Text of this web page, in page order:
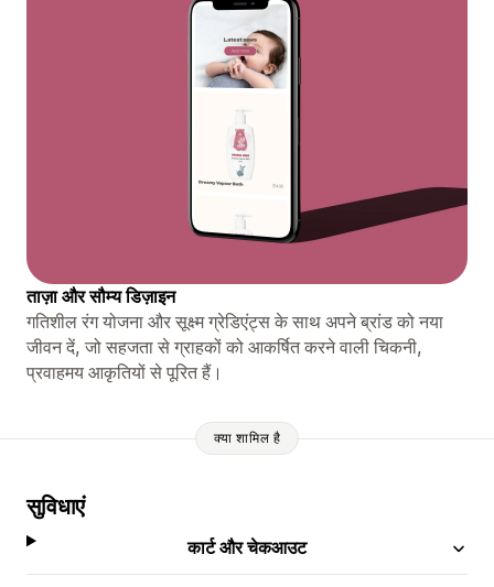
ताज़ा और सौम्य डिज़ाइन
गतिशील रंग योजना और सूक्ष्म ग्रेडिएंट्स के साथ अपने ब्रांड को नया
जीवन दें, जो सहजता से ग्राहकों को आकर्षित करने वाली चिकनी,
प्रवाहमय आकृतियों से पूरित हैं।
क्या शामिल है
सुविधाएं
कार्ट और चेकआउट